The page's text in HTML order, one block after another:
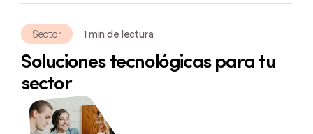
Sector 1 min de lectura
Soluciones tecnológicas para tu
sector